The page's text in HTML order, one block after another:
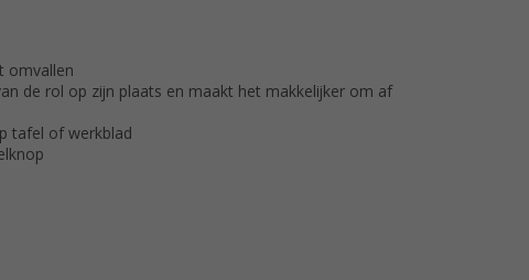
omvallen
de rol op zijn plaats en maakt het makkelijker om af
tafel of werkblad